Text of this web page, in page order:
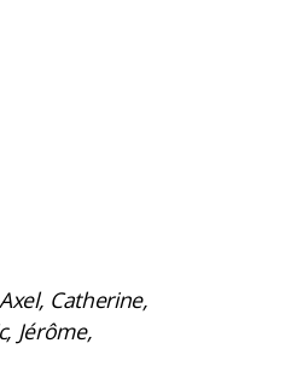
Catherine,
Jérôme,